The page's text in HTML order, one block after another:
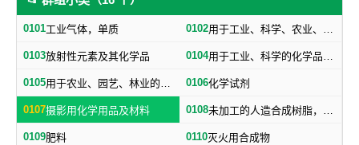
0101工业气体，单质 0102 用于工业、科学、农业、园艺、林业的工业化工原料
0103放射性元素及其化学品 0104 用于工业、科学的化学品、化学制剂，不属于其他类别的产品用的化学制品
0105 用于农业、园艺、林业的化学品、化学制剂 0106化学试剂
0107摄影用化学用品及材料 0108 未加工的人造合成树脂，未加工塑料物质（不包括未加工的天然树脂）
0109肥料 0110灭火用合成物